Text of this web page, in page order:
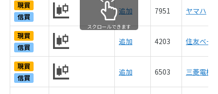
現買
信買
追加 7951 ヤマハ
現買
信買
追加 4203 住友ベー
現買
信買
追加 6503 三菱電機
スクロールできます